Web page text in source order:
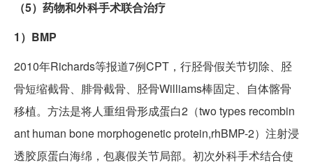
（5）药物和外科手术联合治疗
1）BMP
2010年Richards等报道7例CPT，行胫骨假关节切除、胫
骨短缩截骨、腓骨截骨、胫骨Williams棒固定、自体髂骨
移植。方法是将人重组骨形成蛋白2（two types recombin
ant human bone morphogenetic protein,rhBMP-2）注射浸
透胶原蛋白海绵，包裹假关节局部。初次外科手术结合使